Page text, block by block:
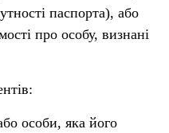
паспорта), або
про особу, визнані
особи, яка його